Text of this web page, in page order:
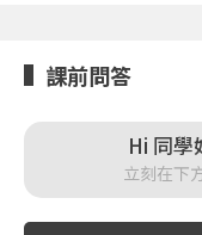
忘
課前問答
Hi 同學
立刻在下